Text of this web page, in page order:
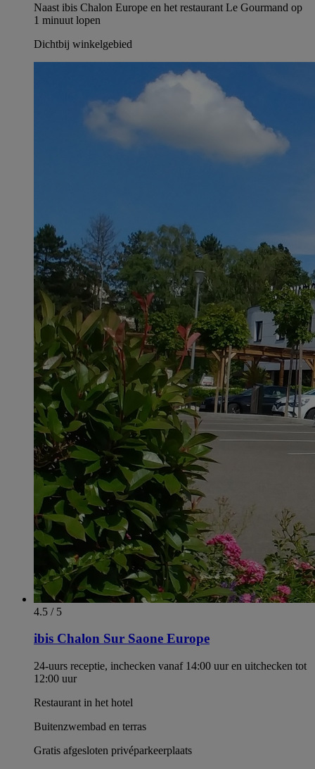
Naast ibis Chalon Europe en het restaurant Le Gourmand op
1 minuut lopen
Dichtbij winkelgebied
4.5 / 5
ibis Chalon Sur Saone Europe
24-uurs receptie, inchecken vanaf 14:00 uur en uitchecken tot
12:00 uur
Restaurant in het hotel
Buitenzwembad en terras
Gratis afgesloten privéparkeerplaats